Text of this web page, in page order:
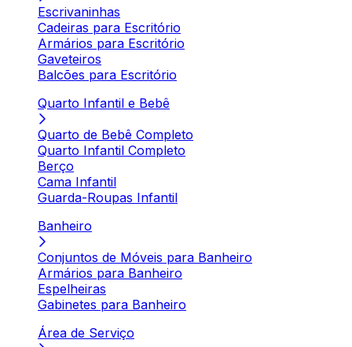
Escrivaninhas
Cadeiras para Escritório
Armários para Escritório
Gaveteiros
Balcões para Escritório
Quarto Infantil e Bebê
Quarto de Bebê Completo
Quarto Infantil Completo
Berço
Cama Infantil
Guarda-Roupas Infantil
Banheiro
Conjuntos de Móveis para Banheiro
Armários para Banheiro
Espelheiras
Gabinetes para Banheiro
Área de Serviço